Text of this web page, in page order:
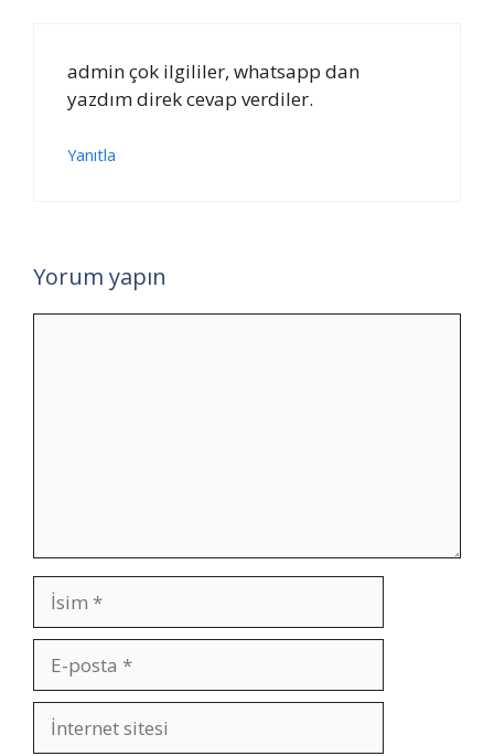
admin çok ilgililer, whatsapp dan
yazdım direk cevap verdiler.
Yanıtla
Yorum yapın
İsim
posta
İnternet
sitesi